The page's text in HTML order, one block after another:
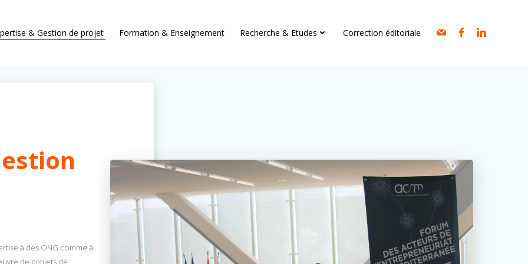
& Gestion de projet Formation & Enseignement Recherche & Etudes Correction éditoriale
à des ONG comme à
de projets de